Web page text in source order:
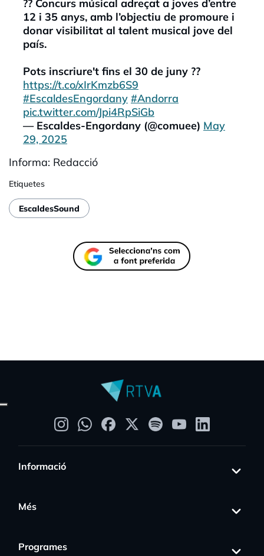
?? Concurs músical adreçat a joves d’entre
12 i 35 anys, amb l’objectiu de promoure i
donar visibilitat al talent musical jove del
país.
Pots inscriure't fins el 30 de juny ??
https://t.co/xIrKmzb6S9
#EscaldesEngordany #Andorra
pic.twitter.com/Jpi4RpSiGb
— Escaldes-Engordany (@comuee) May
29, 2025
Informa: Redacció
Etiquetes
EscaldesSound
Informació
Més
Programes